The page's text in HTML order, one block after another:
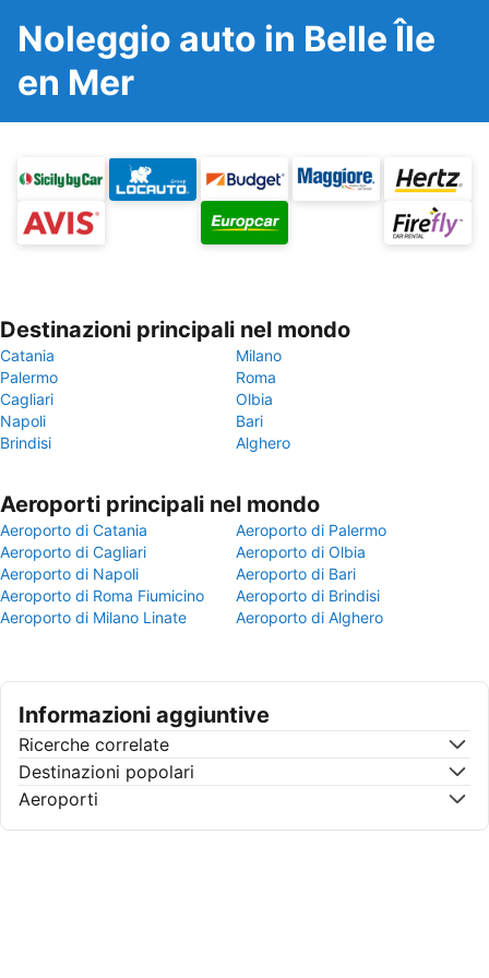
Noleggio auto in Belle Île
en Mer
Destinazioni principali nel mondo
Catania
Milano
Palermo
Roma
Cagliari
Olbia
Napoli
Bari
Brindisi
Alghero
Aeroporti principali nel mondo
Aeroporto di Catania
Aeroporto di Palermo
Aeroporto di Cagliari
Aeroporto di Olbia
Aeroporto di Napoli
Aeroporto di Bari
Aeroporto di Roma Fiumicino
Aeroporto di Brindisi
Aeroporto di Milano Linate
Aeroporto di Alghero
Informazioni aggiuntive
Ricerche correlate
Destinazioni popolari
Aeroporti